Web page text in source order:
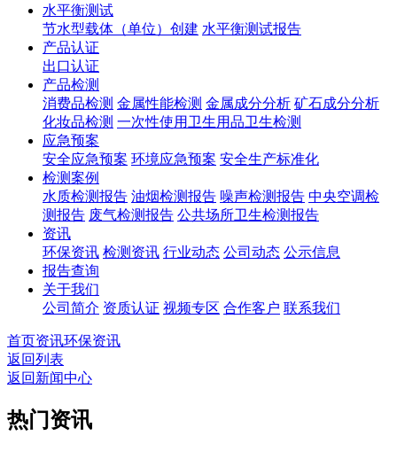
水平衡测试
节水型载体（单位）创建 水平衡测试报告
产品认证
出口认证
产品检测
消费品检测 金属性能检测 金属成分分析 矿石成分分析
化妆品检测 一次性使用卫生用品卫生检测
应急预案
安全应急预案 环境应急预案 安全生产标准化
检测案例
水质检测报告 油烟检测报告 噪声检测报告 中央空调检
测报告 废气检测报告 公共场所卫生检测报告
资讯
环保资讯 检测资讯 行业动态 公司动态 公示信息
报告查询
关于我们
公司简介 资质认证 视频专区 合作客户 联系我们
首页资讯环保资讯
返回列表
返回新闻中心
热门资讯